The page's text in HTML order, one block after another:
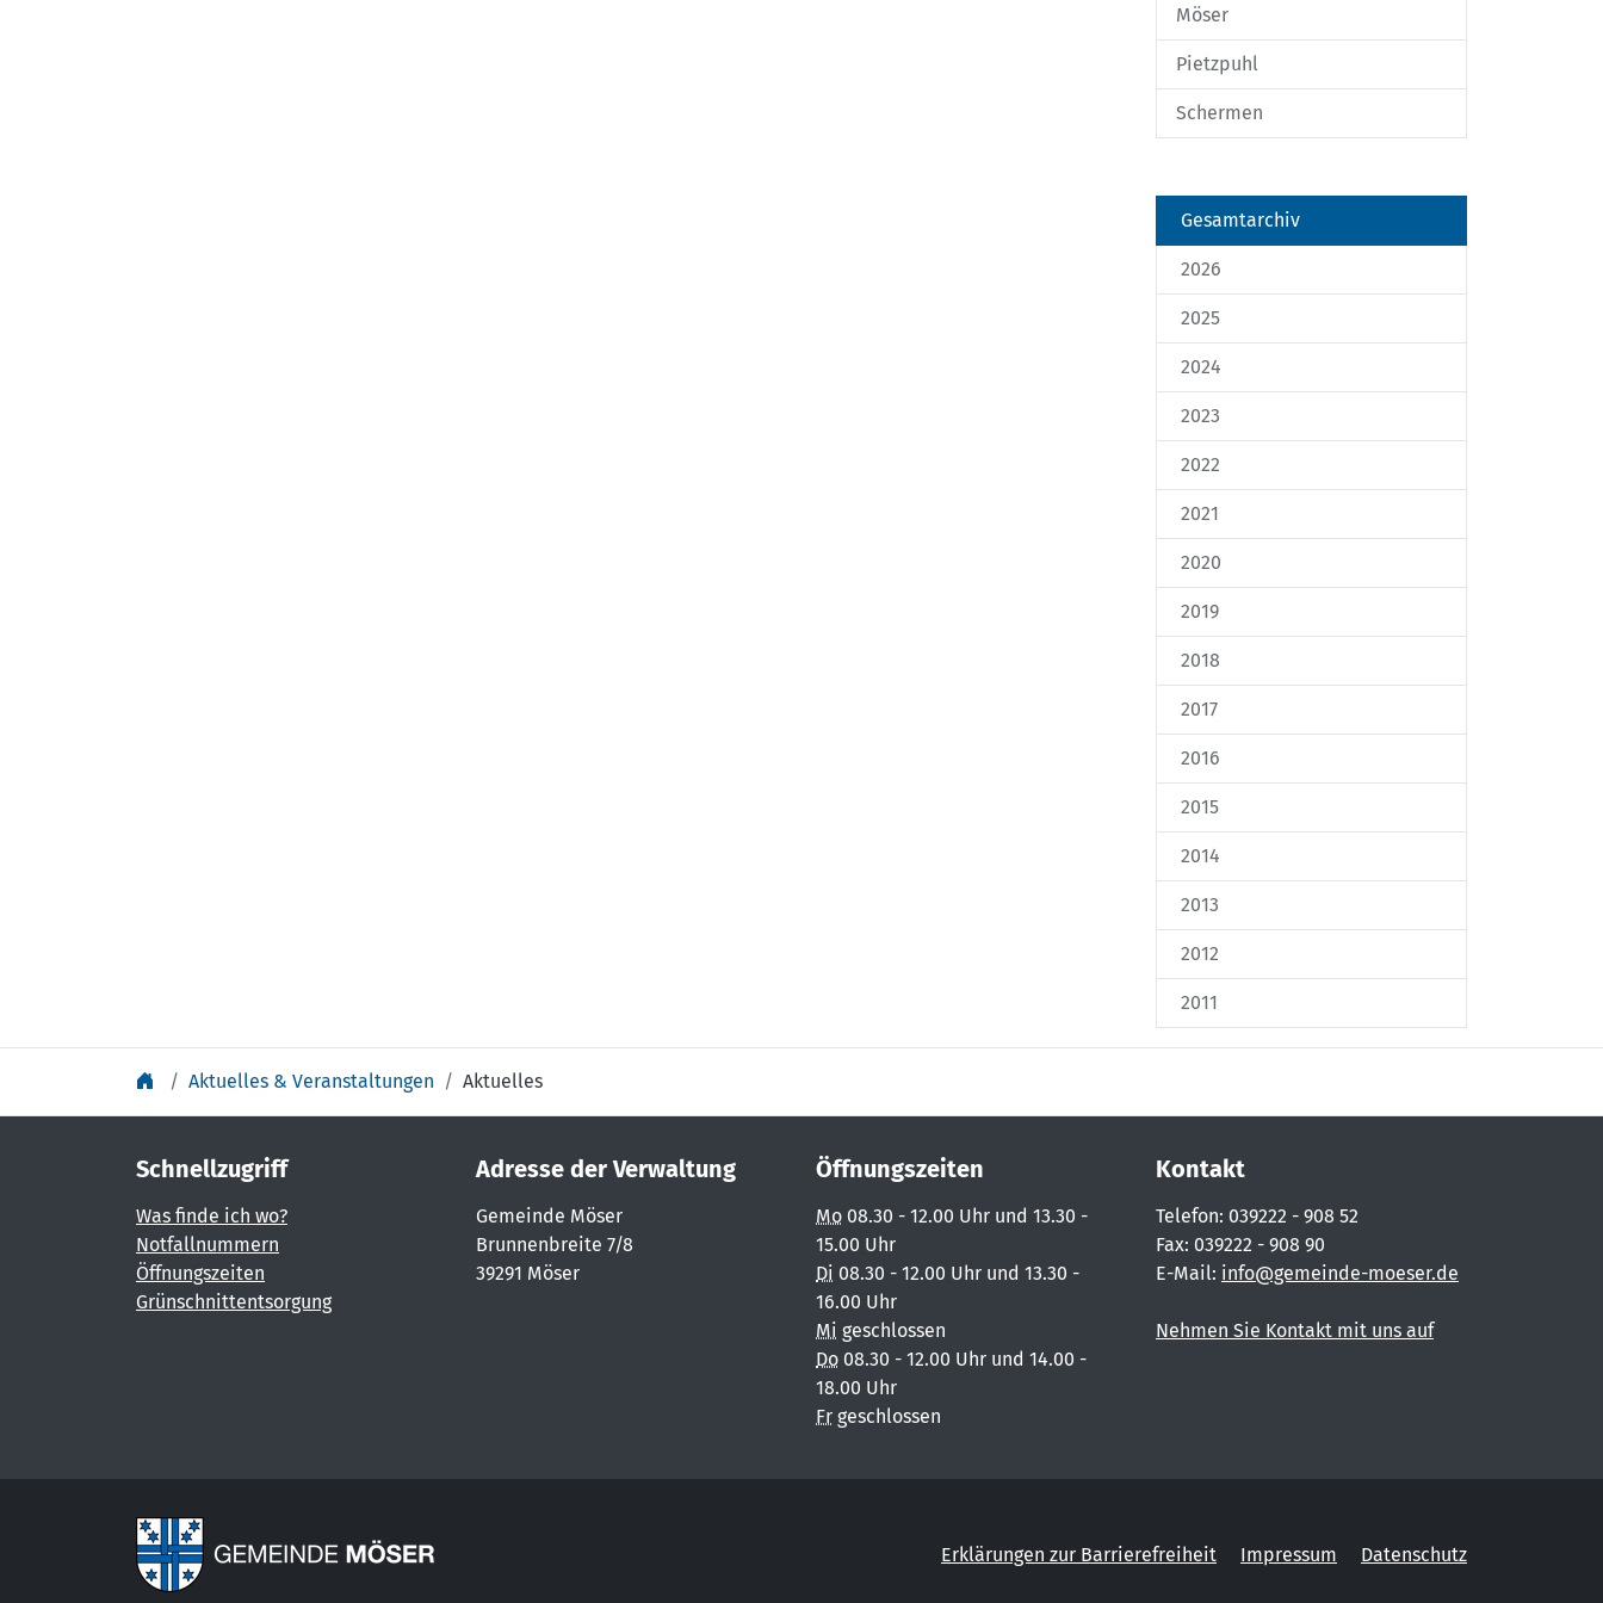
Möser
Pietzpuhl
Schermen
Gesamtarchiv
2026
2025
2024
2023
2022
2021
2020
2019
2018
2017
2016
2015
2014
2013
2012
2011
Aktuelles & Veranstaltungen Aktuelles
Schnellzugriff
Was finde ich wo?
Notfallnummern
Öffnungszeiten
Grünschnittentsorgung
Adresse der Verwaltung
Gemeinde Möser
Brunnenbreite 7/8
39291 Möser
Öffnungszeiten
Mo 08.30 - 12.00 Uhr und 13.30 -
15.00 Uhr
Di 08.30 - 12.00 Uhr und 13.30 -
16.00 Uhr
Mi geschlossen
Do 08.30 - 12.00 Uhr und 14.00 -
18.00 Uhr
Fr geschlossen
Kontakt
Telefon: 039222 - 908 52
Fax: 039222 - 908 90
E-Mail: info@gemeinde-moeser.de
Nehmen Sie Kontakt mit uns auf
Erklärungen zur Barrierefreiheit Impressum Datenschutz